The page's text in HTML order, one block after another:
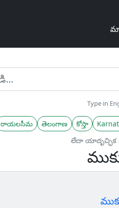
మా
Type in
రాయలసీమ తెలంగాణ కోస్తా
లేదా యాదృచ్ఛిక